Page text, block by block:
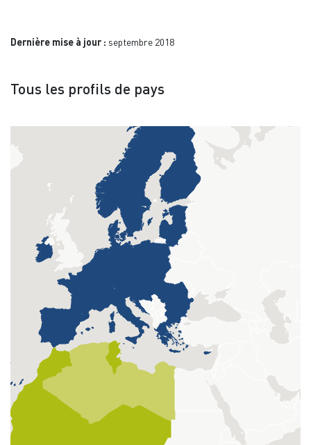
Dernière mise à jour : septembre 2018
Tous les profils de pays